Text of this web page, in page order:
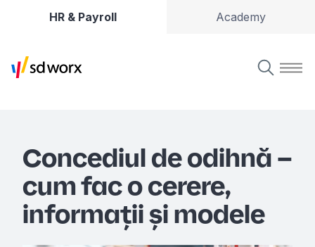
HR & Payroll Academy
Concediul de odihnă –
cum fac o cerere,
informații și modele